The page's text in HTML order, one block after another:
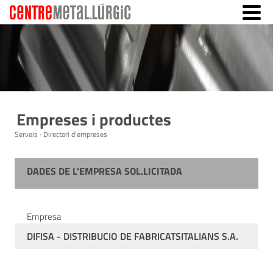
Empreses i productes
Serveis · Directori d'empreses
DADES DE L'EMPRESA SOL.LICITADA
Empresa
DIFISA - DISTRIBUCIO DE FABRICATSITALIANS S.A.